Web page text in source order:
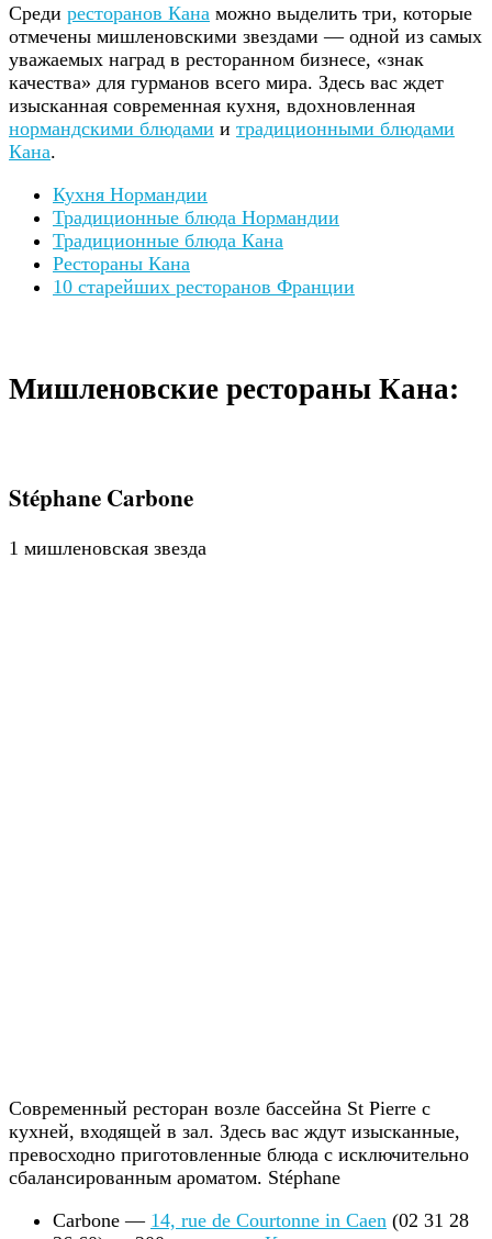
Среди ресторанов Кана можно выделить три, которые
отмечены мишленовскими звездами — одной из самых
уважаемых наград в ресторанном бизнесе, «знак
качества» для гурманов всего мира. Здесь вас ждет
изысканная современная кухня, вдохновленная
нормандскими блюдами и традиционными блюдами
Кана.
Кухня Нормандии
Традиционные блюда Нормандии
Традиционные блюда Кана
Рестораны Кана
10 старейших ресторанов Франции
Мишленовские рестораны Кана:
Stéphane Carbone
1 мишленовская звезда
Современный ресторан возле бассейна St Pierre с
кухней, входящей в зал. Здесь вас ждут изысканные,
превосходно приготовленные блюда с исключительно
сбалансированным ароматом. Stéphane
Carbone — 14, rue de Courtonne in Caen (02 31 28